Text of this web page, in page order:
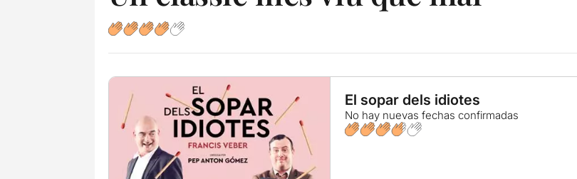
El sopar dels idiotes
No hay nuevas fechas confirmadas